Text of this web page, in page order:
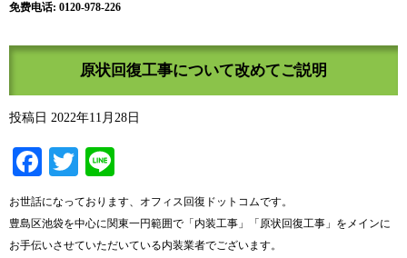
免费电话: 0120-978-226
原状回復工事について改めてご説明
投稿日 2022年11月28日
Facebook
Twitter
お世話になっております、オフィス回復ドットコムです。
豊島区池袋を中心に関東一円範囲で「内装工事」「原状回復工事」をメインに
お手伝いさせていただいている内装業者でございます。